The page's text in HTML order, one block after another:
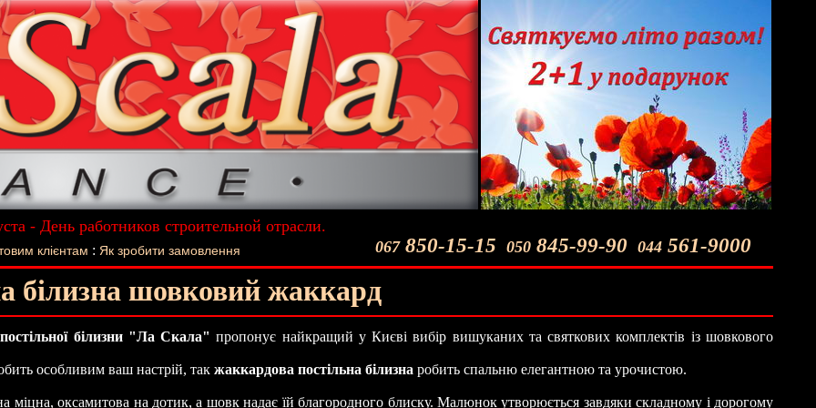
- День работников строительной отрасли.
подарок - Постельное белье La Scala!
067850-15-15 050 845-99-90 044 561-9000
клієнтам : Як зробити замовлення
білизна шовковий жаккард
постільної білизни "Ла Скала"пропонує найкращий у Києві вибір вишуканих та святкових комплектів із шовкового
особливим ваш настрій, так жаккардова постільна білизна робить спальню елегантною та урочистою.
міцна, оксамитова на дотик, а шовк надає їй благородного блиску. Малюнок утворюється завдяки складному і дорогому